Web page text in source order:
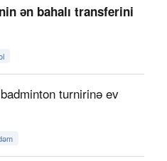
ən bahalı transferini
turnirinə ev